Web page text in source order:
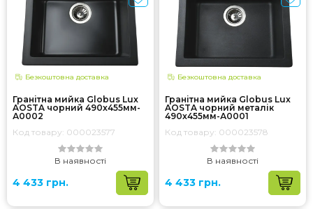
Безкоштовна доставка
Гранітна мийка Globus Lux
AOSTA чорний 490x455мм-
А0002
Код товару: 000023577
В наявності
4 433 грн.
Безкоштовна доставка
Гранітна мийка Globus Lux
AOSTA чорний металiк
490x455мм-А0001
Код товару: 000023578
В наявності
4 433 грн.